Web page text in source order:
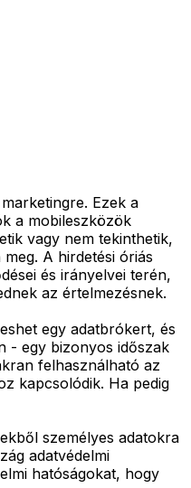
Ezek a
a mobileszközök
vagy nem tekinthetik,
A hirdetési óriás
és irányelvei terén,
az értelmezésnek.
egy adatbrókert, és
- egy bizonyos időszak
felhasználható az
kapcsolódik. Ha pedig
személyes adatokra
adatvédelmi
hatóságokat, hogy